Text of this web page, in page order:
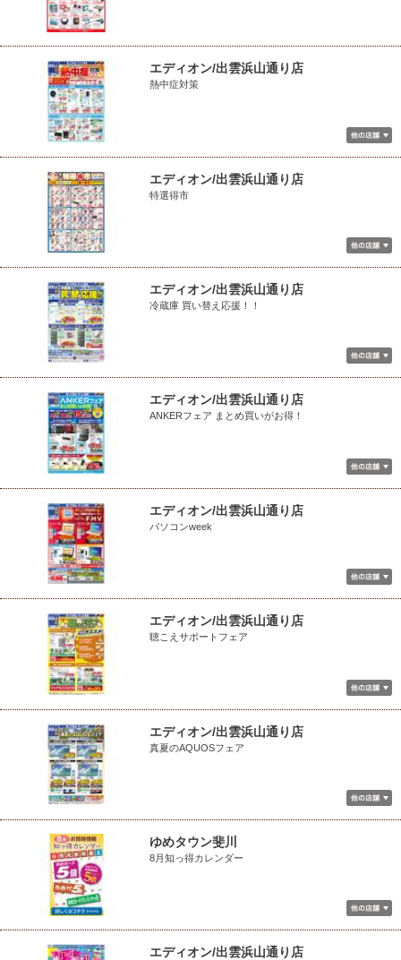
エディオン/出雲浜山通り店
熱中症対策
エディオン/出雲浜山通り店
特選得市
エディオン/出雲浜山通り店
冷蔵庫 買い替え応援！！
エディオン/出雲浜山通り店
ANKERフェア まとめ買いがお得！
エディオン/出雲浜山通り店
パソコンweek
エディオン/出雲浜山通り店
聴こえサポートフェア
エディオン/出雲浜山通り店
真夏のAQUOSフェア
ゆめタウン斐川
8月知っ得カレンダー
エディオン/出雲浜山通り店